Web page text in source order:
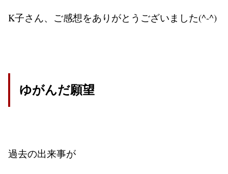
K子さん、ご感想をありがとうございました(^-^)
ゆがんだ願望
過去の出来事が